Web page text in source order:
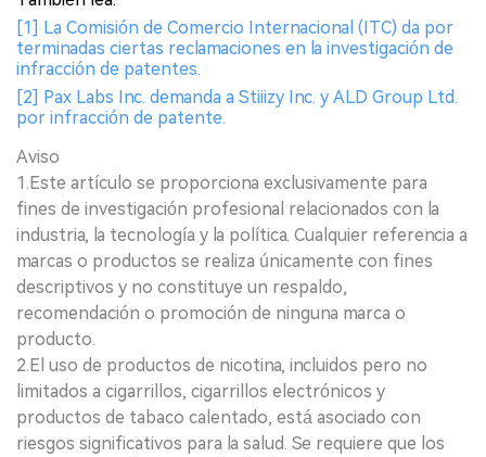
[1] La Comisión de Comercio Internacional (ITC) da por
terminadas ciertas reclamaciones en la investigación de
infracción de patentes.
[2] Pax Labs Inc. demanda a Stiiizy Inc. y ALD Group Ltd.
por infracción de patente.
Aviso
1.Este artículo se proporciona exclusivamente para
fines de investigación profesional relacionados con la
industria, la tecnología y la política. Cualquier referencia a
marcas o productos se realiza únicamente con fines
descriptivos y no constituye un respaldo,
recomendación o promoción de ninguna marca o
producto.
2.El uso de productos de nicotina, incluidos pero no
limitados a cigarrillos, cigarrillos electrónicos y
productos de tabaco calentado, está asociado con
riesgos significativos para la salud. Se requiere que los